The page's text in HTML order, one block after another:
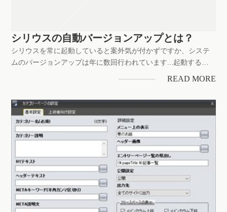
シリウスの自動バージョンアップとは？
シリウスを常に起動していると案外気が付かずですか、システ
ムのバージョンアップは年に数回行われています...起動すると
メッツージはアナウンスされるから気が付きます..システムのバ
定期.....
READ MORE